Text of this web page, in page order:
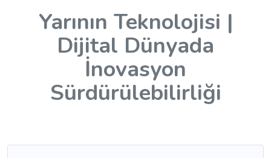
Yarının Teknolojisi |
Dijital Dünyada
İnovasyon
Sürdürülebilirliği